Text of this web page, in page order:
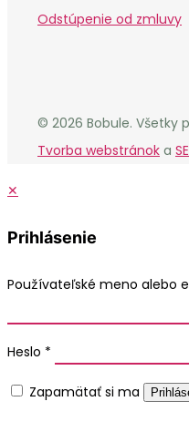
Odstúpenie od zmluvy
© 2026 Bobule. Všetky
Tvorba webstránok a
✕
Prihlásenie
Používateľské meno alebo
Heslo *
Zapamätať si ma